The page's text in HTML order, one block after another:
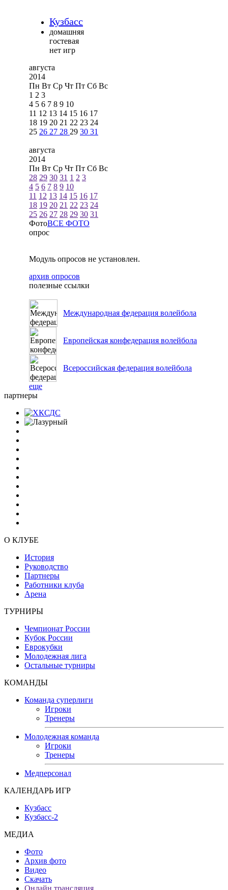
Кузбасс
домашняя
гостевая
нет игр
августа
2014
Пн Вт Ср Чт Пт Сб Вс
1 2 3
4 5 6 7 8 9 10
11 12 13 14 15 16 17
18 19 20 21 22 23 24
25 26 27 28 29 30 31
августа
2014
Пн Вт Ср Чт Пт Сб Вс
28 29 30 31 1 2 3
4 5 6 7 8 9 10
11 12 13 14 15 16 17
18 19 20 21 22 23 24
25 26 27 28 29 30 31
ФотоВСЕ ФОТО
опрос
Модуль опросов не установлен.
архив опросов
полезные ссылки
Международная федерация волейбола
Европейская конфедерация волейбола
Всероссийская федерация волейбола
еще
партнеры
О КЛУБЕ
История
Руководство
Партнеры
Работники клуба
Арена
ТУРНИРЫ
Чемпионат России
Кубок России
Еврокубки
Молодежная лига
Остальные турниры
КОМАНДЫ
Команда суперлиги
Игроки
Тренеры
Молодежная команда
Игроки
Тренеры
Медперсонал
КАЛЕНДАРЬ ИГР
Кузбасс
Кузбасс-2
МЕДИА
Фото
Архив фото
Видео
Скачать
Онлайн трансляция